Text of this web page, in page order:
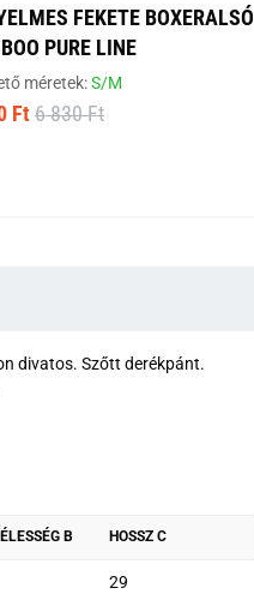
FEKETE BOXERALSÓ
PURE LINE
méretek:S/M
Ft6 830 Ft
divatos. Szőtt derékpánt.
B HOSSZ C
29